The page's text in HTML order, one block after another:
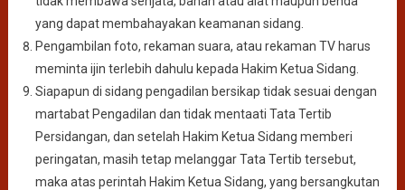
yang dapat membahayakan keamanan sidang.
Pengambilan foto, rekaman suara, atau rekaman TV harus
meminta ijin terlebih dahulu kepada Hakim Ketua Sidang.
Siapapun di sidang pengadilan bersikap tidak sesuai dengan
martabat Pengadilan dan tidak mentaati Tata Tertib
Persidangan, dan setelah Hakim Ketua Sidang memberi
peringatan, masih tetap melanggar Tata Tertib tersebut,
maka atas perintah Hakim Ketua Sidang, yang bersangkutan